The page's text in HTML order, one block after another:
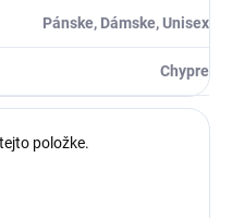
Pánske, Dámske, Unisex
Chypre
položke.